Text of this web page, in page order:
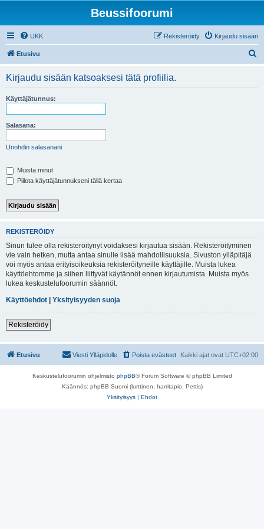
Beussifoorumi
UKK Kirjaudu sisään
Rekisteröidy
Etusivu
Kirjaudu sisään katsoaksesi tätä profiilia.
Käyttäjätunnus:
Salasana:
Unohdin salasanani
Muista minut
Piilota käyttäjätunnukseni tällä kertaa
REKISTERÖIDY
Sinun tulee olla rekisteröitynyt voidaksesi kirjautua sisään. Rekisteröityminen
vie vain hetken, mutta antaa sinulle lisää mahdollisuuksia. Sivuston ylläpitäjä
voi myös antaa erityisoikeuksia rekisteröityneille käyttäjille. Muista lukea
käyttöehtomme ja siihen liittyvät käytännöt ennen kirjautumista. Muista myös
lukea keskustelufoorumin säännöt.
Käyttöehdot | Yksityisyyden suoja
Rekisteröidy
Etusivu Kaikki ajat ovat UTC+02:00
Poista evästeet
Viesti Ylläpidolle
Keskustelufoorumin ohjelmisto phpBB® Forum Software © phpBB Limited
Käännös: phpBB Suomi (lurttinen, harritapio, Pettis)
Yksityisyys | Ehdot